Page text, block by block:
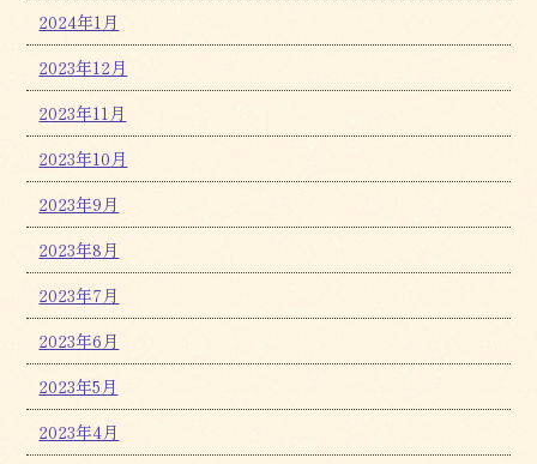
2024年1月
2023年12月
2023年11月
2023年10月
2023年9月
2023年8月
2023年7月
2023年6月
2023年5月
2023年4月